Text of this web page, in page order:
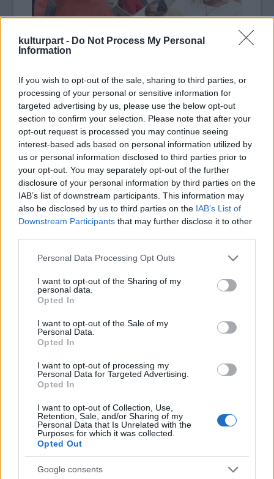
kulturpart - Do Not Process My Personal
Information
If you wish to opt-out of the sale, sharing to third parties, or
processing of your personal or sensitive information for
targeted advertising by us, please use the below opt-out
section to confirm your selection. Please note that after your
opt-out request is processed you may continue seeing
interest-based ads based on personal information utilized by
us or personal information disclosed to third parties prior to
your opt-out. You may separately opt-out of the further
disclosure of your personal information by third parties on the
IAB’s list of downstream participants. This information may
also be disclosed by us to third parties on the IAB’s List of
Downstream Participants that may further disclose it to other
Please note that this website/app uses one or more Google
not limited to your visit or usage behaviour. You may click to
grant or deny consent to Google and its third-party tags to
use your data for below specified purposes in below Google
consent section.
Personal Data Processing Opt Outs
I want to opt-out of the Sharing of my
personal data.
Opted In
I want to opt-out of the Sale of my
Personal Data.
Opted In
I want to opt-out of processing my
Personal Data for Targeted Advertising.
Opted In
I want to opt-out of Collection, Use,
Retention, Sale, and/or Sharing of my
Personal Data that Is Unrelated with the
Purposes for which it was collected.
Opted Out
Google consents
Jordán Tamás, ahogy az olvasópróbán
megfogalmazta, egyik alapelve, hogy a
munkás hétköznapok, ha nem is
örömünnepek, de boldogságosak legyenek.
„Kíváncsi vagyok mindenkire!" – tette hozzá a
rendező, aki elvárások nélküli
próbaidőszakot ígér a szabad alkotás
jegyében. Zalán Tibor kedves, humoros
szövege és Huzella Péter – aki, mint kobold-
játékmester vesz részt a produkcióban – dalai
a felnőtt nézők számára is szórakoztató
kikapcsolódást kínálnak. A díszletterveket
Gnandt János készíti, a jelmezek Petrovszki
Árpád tervei alapján születnek meg. A
koreográfiák Kerekes Judit munkáját dicsérik
majd, a különböző varázslatos effektek –
mert abban sem lesz hiány – létrehozásában
Fekete Péter segíti a társulat munkáját. Az
előadást január 11-én 15 órakor mutatja be a
Jókai Színház.
Színház Békéscsaba Rendező Jordán Tamás